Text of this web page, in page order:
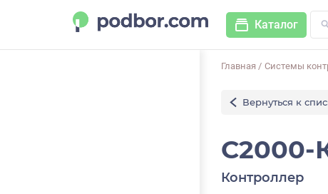
Каталог
Главная / Системы
Вернуться к
С2000-
Контроллер